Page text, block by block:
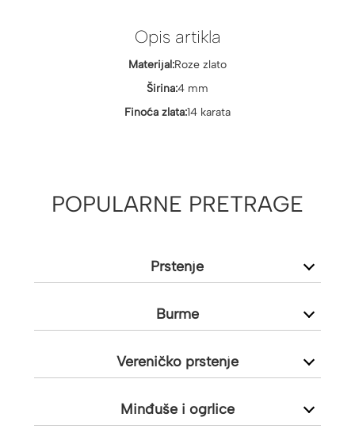
Opis artikla
Materijal:Roze zlato
Širina:4 mm
Finoća zlata:14 karata
POPULARNE PRETRAGE
Prstenje
Burme
Vereničko prstenje
Minđuše i ogrlice